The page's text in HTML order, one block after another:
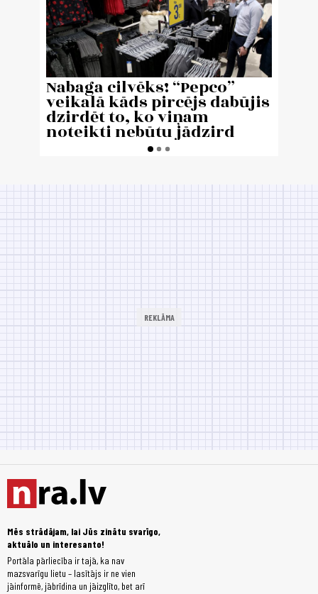
Mēs strādājam, lai Jūs zinātu svarīgo,
aktuālo un interesanto!
Portāla pārliecība ir tajā, ka nav
mazsvarīgu lietu – lasītājs ir ne vien
jāinformē, jābrīdina un jāizglīto, bet arī